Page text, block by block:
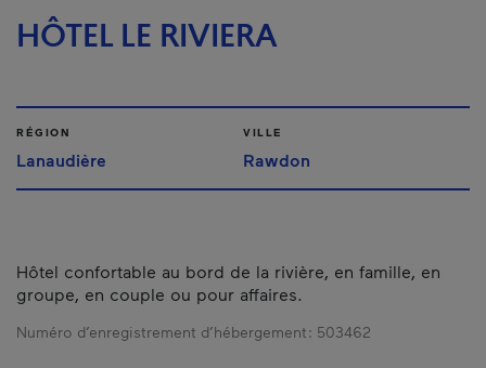
HÔTEL LE RIVIERA
RÉGION
Lanaudière
VILLE
Rawdon
Hôtel confortable au bord de la rivière, en famille, en
groupe, en couple ou pour affaires.
Numéro d’enregistrement d’hébergement : 503462